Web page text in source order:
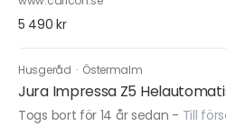
5 490 kr
Husgeråd · Östermalm
Jura Impressa Z5
Togs bort för 14 år sedan - Till